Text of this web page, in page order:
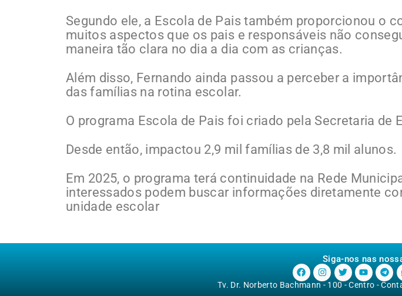
Segundo ele, a Escola de Pais também proporcionou o
muitos aspectos que os pais e responsáveis não
maneira tão clara no dia a dia com as crianças.
Além disso, Fernando ainda passou a perceber a
das famílias na rotina escolar.
O programa Escola de Pais foi criado pela Secretaria de
Desde então, impactou 2,9 mil famílias de 3,8 mil alunos.
Em 2025, o programa terá continuidade na Rede
interessados podem buscar informações diretamente
unidade escolar
Siga-nos nas
Tv. Dr. Norberto Bachmann - 100 - Centro -